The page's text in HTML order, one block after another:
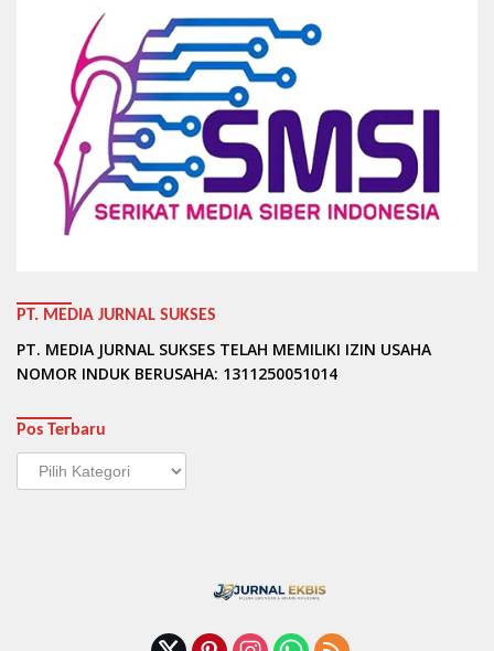
PT. MEDIA JURNAL SUKSES
PT. MEDIA JURNAL SUKSES TELAH MEMILIKI IZIN USAHA
NOMOR INDUK BERUSAHA: 1311250051014
Pos Terbaru
Pos
Terbaru